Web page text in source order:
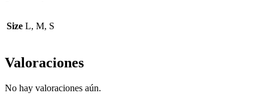
Size L, M, S
Valoraciones
No hay valoraciones aún.